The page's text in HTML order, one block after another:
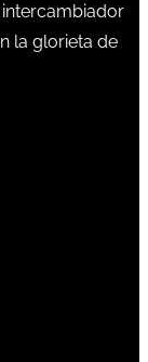
la glorieta de